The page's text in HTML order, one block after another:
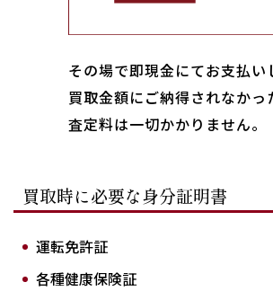
その場で即現金にてお支払い
買取金額にご納得されなかっ
査定料は一切かかりません。
買取時に必要な身分証明書
運転免許証
各種健康保険証